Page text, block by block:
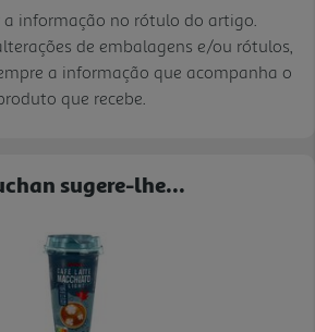
a informação no rótulo do artigo.
de embalagens e/ou rótulos,
a informação que acompanha o
que recebe.
sugere-lhe...